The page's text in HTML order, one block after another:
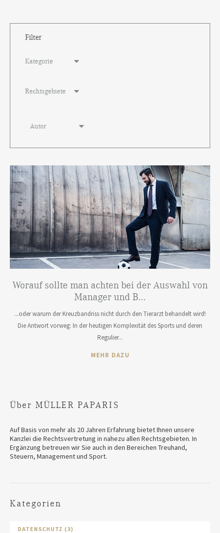
Filter
Kategorie
Rechtsgebiete
Autor
Worauf sollte man achten bei der Auswahl von
Manager und B...
...oder warum der Kreuzbandriss nicht durch den Tierarzt behandelt wird!
Die Antwort vorweg: In der heutigen Komplexität des Sports und deren
Regulier...
MEHR DAZU
Über MÜLLER PAPARIS
Auf Basis von mehr als 20 Jahren Erfahrung bietet Ihnen unsere
Kanzlei die Rechtsvertretung in nahezu allen Rechtsgebieten. In
Ergänzung betreuen wir Sie auch in den Bereichen Treuhand,
Steuern, Management und Sport.
Kategorien
DATENSCHUTZ (3)